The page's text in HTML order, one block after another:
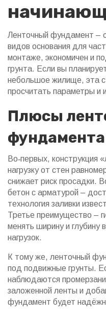
Ленточный фундамент –
видов основания для
монтаже, экономичен и
грунта. Если вы
небольшое жилище, эта
просчитать параметры и
Плюсы
фундамента
Во‑первых, конструкция
нагрузку от стен
снижает риск просадки.
бетон с арматурой –
технология заливки
Третье преимущество –
менять ширину и глубину
нагрузок.
К тому же, ленточный
под подвижные грунты.
наблюдаются
заложенной ленты и
фундамент будет